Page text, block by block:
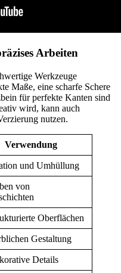
Arbeiten
Werkzeuge
Maße, eine scharfe Schere
für perfekte Kanten sind
wird, kann auch
nutzen.
Verwendung
und Umhüllung
von
Oberflächen
Gestaltung
Details